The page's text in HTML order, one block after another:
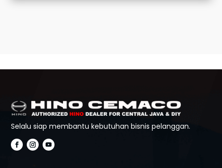
Selalu siap membantu kebutuhan bisnis pelanggan.